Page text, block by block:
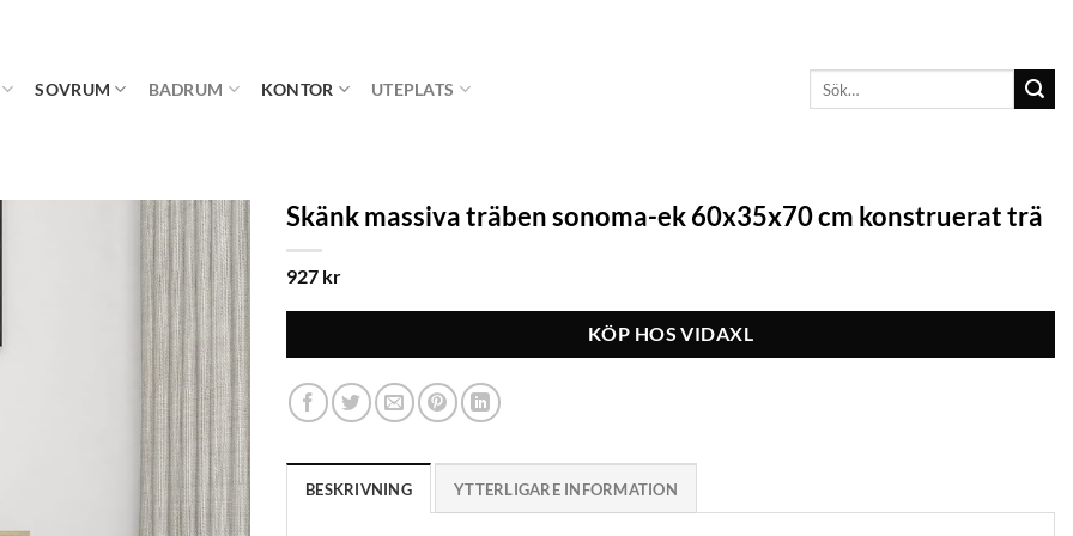
SOVRUM BADRUM KONTOR UTEPLATS
Skänk massiva träben sonoma-ek 60x35x70 cm konstruerat trä
927 kr
KÖP HOS VIDAXL
BESKRIVNING YTTERLIGARE INFORMATION